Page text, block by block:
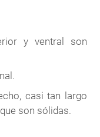
y ventral son
casi tan largo
son sólidas.